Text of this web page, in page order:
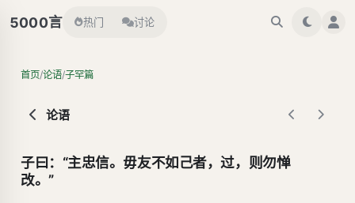
5000言 热门 讨论
首页/论语/子罕篇
论语
子曰：“主忠信。毋友不如己者，过，则勿惮
改。”